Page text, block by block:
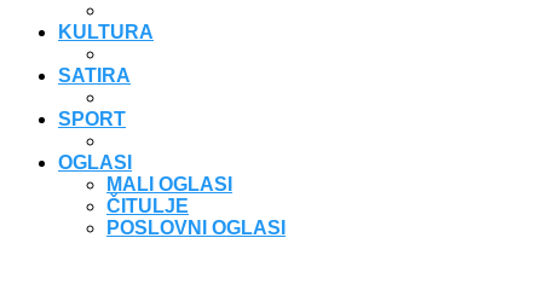
KULTURA
SATIRA
SPORT
OGLASI
MALI OGLASI
ČITULJE
POSLOVNI OGLASI